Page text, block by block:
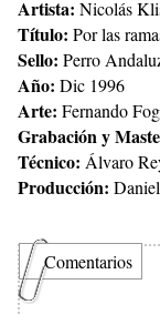
Artista: Nicolás
Título: Por las
Sello: Perro
Año: Dic 1996
Arte: Fernando
Grabación y
Técnico: Álvaro
Producción:
Comentarios